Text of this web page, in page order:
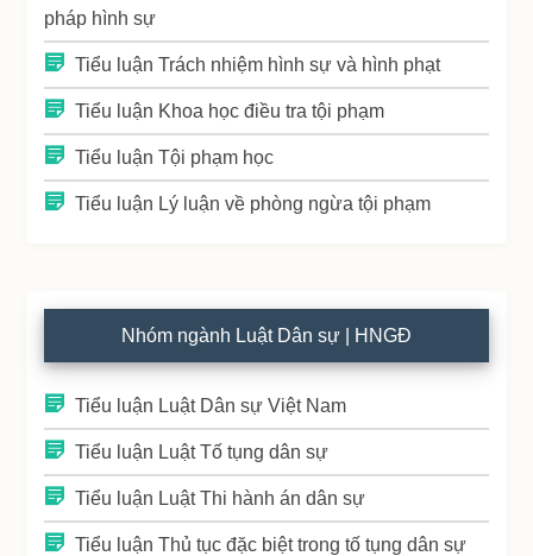
pháp hình sự
Tiểu luận Trách nhiệm hình sự và hình phạt
Tiểu luận Khoa học điều tra tội phạm
Tiểu luận Tội phạm học
Tiểu luận Lý luận về phòng ngừa tội phạm
Nhóm ngành Luật Dân sự | HNGĐ
Tiểu luận Luật Dân sự Việt Nam
Tiểu luận Luật Tố tụng dân sự
Tiểu luận Luật Thi hành án dân sự
Tiểu luận Thủ tục đặc biệt trong tố tụng dân sự